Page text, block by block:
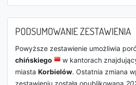
PODSUMOWANIE ZESTAWIENIA
Powyższe zestawienie umożliwia
chińskiego
w kantorach
miasta Korbielów. Ostatnia zmiana
zestawieniu została opublikowana